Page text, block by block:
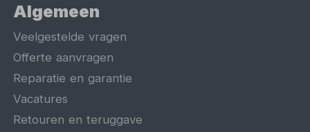
Algemeen
Veelgestelde vragen
Offerte aanvragen
Reparatie en garantie
Vacatures
Retouren en teruggave